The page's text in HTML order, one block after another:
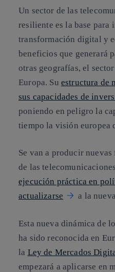
Un sector de las
resiliente es la base para
transformación digital y
beneficios que generará
otras geografías, el
Europa. Su estructura de
sus capacidades de
poniendo en peligro la
tiempo la visión europea
Se van a producir
de las
ejecución práctica en
actualizarse
a la
Esta nueva dinámica de
ha sido reconocida en
la Ley de Mercados
empezará a aplicarse en